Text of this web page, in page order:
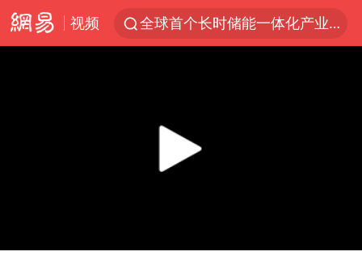
视频
全球首个长时储能一体化产业园量产
Play